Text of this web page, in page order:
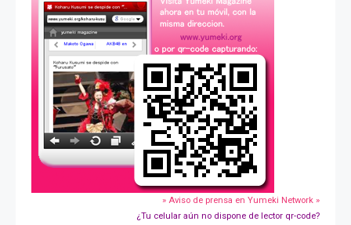
» Aviso de prensa en Yumeki Network »
¿Tu celular aún no dispone de lector qr-code?